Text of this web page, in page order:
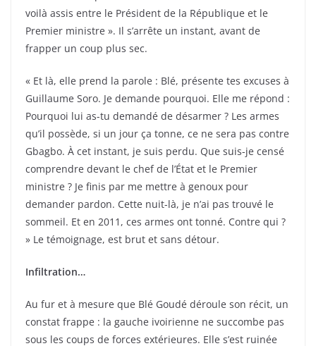
voilà assis entre le Président de la République et le
Premier ministre ». Il s’arrête un instant, avant de
frapper un coup plus sec.
« Et là, elle prend la parole : Blé, présente tes excuses à
Guillaume Soro. Je demande pourquoi. Elle me répond :
Pourquoi lui as-tu demandé de désarmer ? Les armes
qu’il possède, si un jour ça tonne, ce ne sera pas contre
Gbagbo. À cet instant, je suis perdu. Que suis-je censé
comprendre devant le chef de l’État et le Premier
ministre ? Je finis par me mettre à genoux pour
demander pardon. Cette nuit-là, je n’ai pas trouvé le
sommeil. Et en 2011, ces armes ont tonné. Contre qui ?
» Le témoignage, est brut et sans détour.
Infiltration…
Au fur et à mesure que Blé Goudé déroule son récit, un
constat frappe : la gauche ivoirienne ne succombe pas
sous les coups de forces extérieures. Elle s’est ruinée